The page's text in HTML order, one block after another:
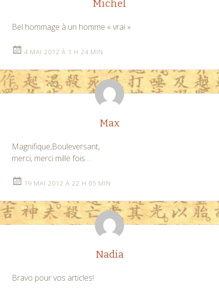
Michel
Bel hommage à un homme « vrai »
4 MAI 2012 À 1 H 24 MIN
Max
Magnifique,Bouleversant,
merci, merci mille fois…
19 MAI 2012 À 22 H 05 MIN
Nadia
Bravo pour vos articles!